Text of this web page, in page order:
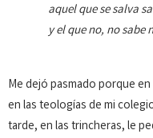
aquel que se salva
y el que no, no sabe
Me dejó pasmado porque
en las teologías de mi
tarde, en las trincheras, le